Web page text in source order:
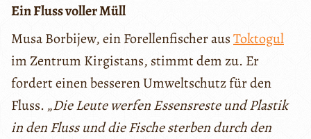
Ein Fluss voller Müll
Musa Borbijew, ein Forellenfischer ausToktogul
im Zentrum Kirgistans, stimmt dem zu. Er
fordert einen besseren Umweltschutz für den
Fluss. „Die Leute werfen Essensreste und Plastik
in den Fluss und die Fische sterben durch den